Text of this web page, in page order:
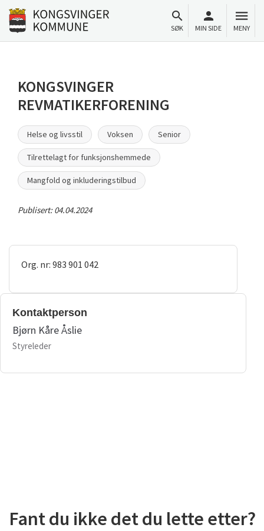
Til innhold
Gå til forsiden
SØK MIN SIDE MENY
KONGSVINGER
REVMATIKERFORENING
Helse og livsstil Voksen Senior
Tilrettelagt for funksjonshemmede
Mangfold og inkluderingstilbud
Publisert:04.04.2024
Org. nr: 983 901 042
Kontaktperson
Bjørn Kåre Åslie
Styreleder
Fant du ikke det du lette etter?